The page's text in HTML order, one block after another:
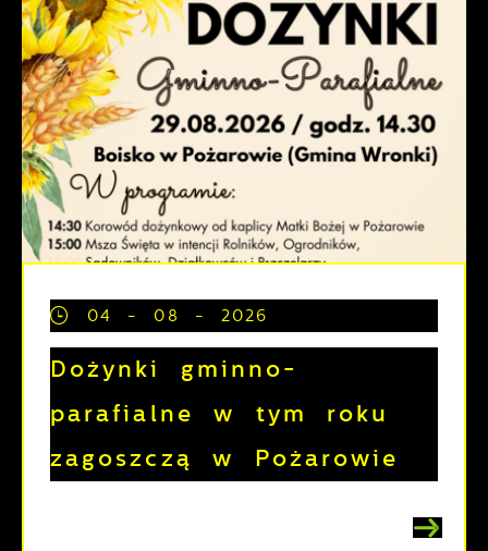
04 - 08 - 2026
Dożynki gminno-
parafialne w tym roku
zagoszczą w Pożarowie